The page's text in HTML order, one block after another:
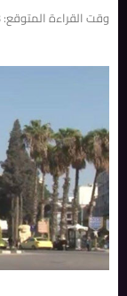
وقت القراءة المتوقع: